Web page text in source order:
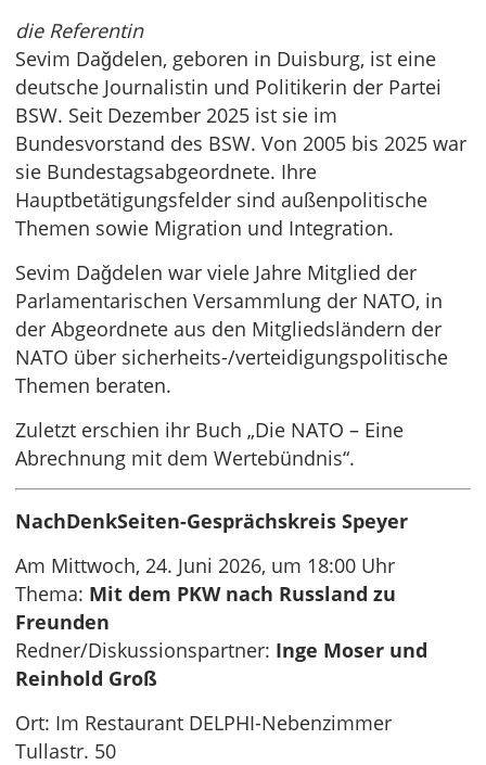
die Referentin
Sevim Dağdelen, geboren in Duisburg, ist eine
deutsche Journalistin und Politikerin der Partei
BSW. Seit Dezember 2025 ist sie im
Bundesvorstand des BSW. Von 2005 bis 2025 war
sie Bundestagsabgeordnete. Ihre
Hauptbetätigungsfelder sind außenpolitische
Themen sowie Migration und Integration.
Sevim Dağdelen war viele Jahre Mitglied der
Parlamentarischen Versammlung der NATO, in
der Abgeordnete aus den Mitgliedsländern der
NATO über sicherheits-/verteidigungspolitische
Themen beraten.
Zuletzt erschien ihr Buch „Die NATO – Eine
Abrechnung mit dem Wertebündnis“.
NachDenkSeiten-Gesprächskreis Speyer
Am Mittwoch, 24. Juni 2026, um 18:00 Uhr
Thema: Mit dem PKW nach Russland zu
Freunden
Redner/Diskussionspartner: Inge Moser und
Reinhold Groß
Ort: Im Restaurant DELPHI-Nebenzimmer
Tullastr. 50